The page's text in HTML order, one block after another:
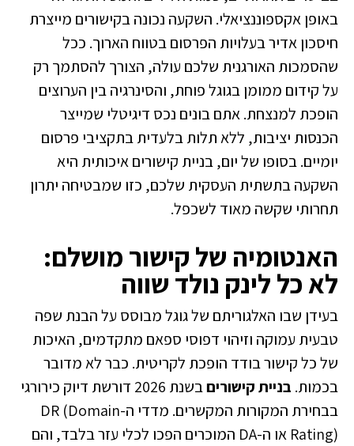
באופן אקספוננציאלי. השקעה נכונה בקישורים מייצרת
חיסכון אדיר בעלויות הפרסום בטווח הארוך. ככל
שהסמכות האורגנית שלכם עולה, הצורך להסתמך רק
על קידום ממומן בגוגל פוחת, והסינרגיה בין הערוצים
הופכת למנצחת. אתם בונים נכס דיגיטלי שמייצר
הכנסות יציבות, ללא תלות בלעדית בתקציבי פרסום
יומיים. בסופו של יום, בניית קישורים איכותית היא
השקעה בתשתית העסקית שלכם, כזו שמבטיחה יתרון
תחרותי שקשה מאוד לשכפל.
האנטומיה של קישור מושלם:
לא כל לינק נולד שווה
בעידן שבו האלגוריתם של גוגל מבוסס על הבנת שפה
טבעית עמוקה וזיהוי דפוסי ספאם מתקדמים, האיכות
של כל קישור בודד הופכת לקריטית. כבר לא מדובר
בכמות. בניית קישורים
בשנת 2026 דורשת דיוק כירורגי
בבחירת המקורות המקשרים. מדדי ה-DR (Domain
Rating) או ה-DA המוכרים הפכו לכלי עזר בלבד, והם